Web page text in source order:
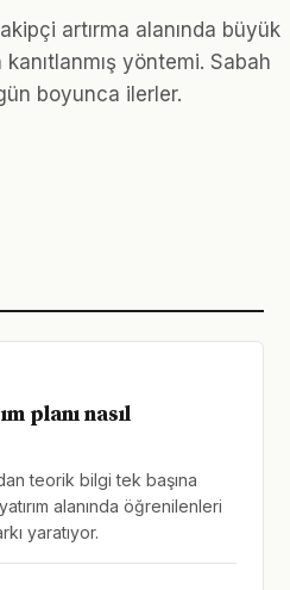
artırma alanında büyük
yöntemi. Sabah
boyunca ilerler.
planı nasıl
teorik bilgi tek başına
alanında öğrenilenleri
yaratıyor.